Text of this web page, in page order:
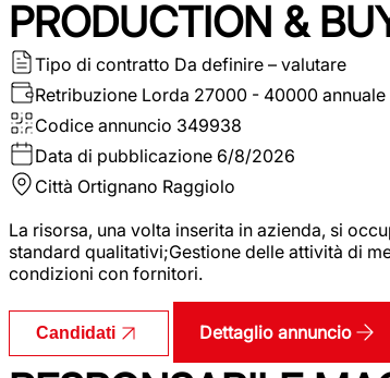
PRODUCTION &
Tipo di contratto Da definire – valutare
Retribuzione Lorda 27000 - 40000 annuale
Codice annuncio 349938
Data di pubblicazione 6/8/2026
Città Ortignano Raggiolo
La risorsa, una volta inserita in azienda, si
standard qualitativi;Gestione delle attività di
condizioni con fornitori.
Candidati Dettaglio annuncio